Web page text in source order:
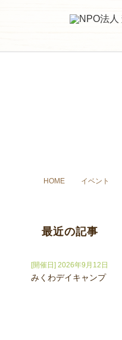
HOME イベント
最近の記事
[開催日] 2026年9月12日
みくわデイキャンプ